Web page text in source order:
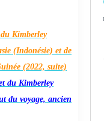
Kimberley
(Indonésie) et de
(2022, suite)
du Kimberley
du voyage, ancien